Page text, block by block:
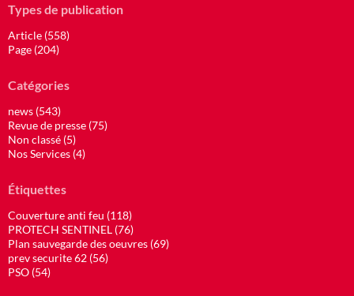
Types de publication
Article (558)
Page (204)
Catégories
news (543)
Revue de presse (75)
Non classé (5)
Nos Services (4)
Étiquettes
Couverture anti feu (118)
PROTECH SENTINEL (76)
Plan sauvegarde des oeuvres (69)
prev securite 62 (56)
PSO (54)